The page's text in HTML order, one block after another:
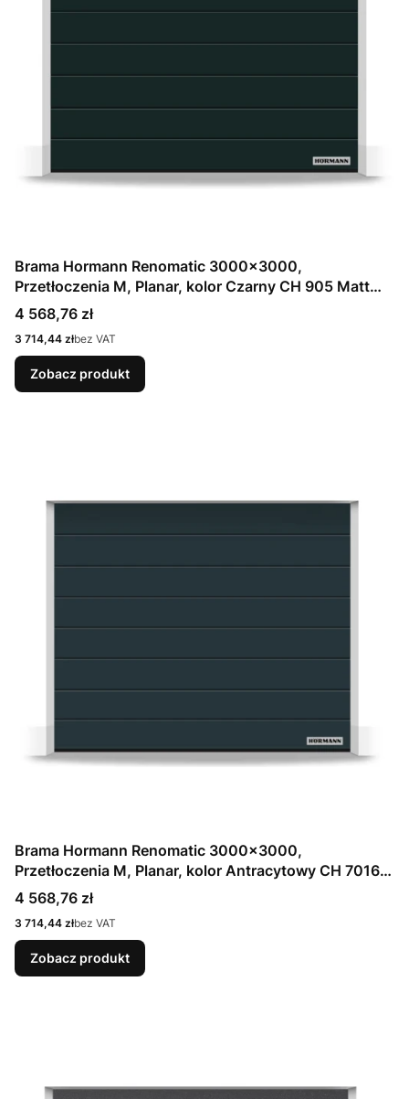
Brama Hormann Renomatic 3000x3000,
Przetłoczenia M, Planar, kolor Czarny CH 905 Matt
deluxe + Prowadzenie N
Cena
4 568,76 zł
Cena
3 714,44 złbez VAT
Zobacz produkt
Brama Hormann Renomatic 3000x3000,
Przetłoczenia M, Planar, kolor Antracytowy CH 7016
Matt deluxe + Prowadzenie N
Cena
4 568,76 zł
Cena
3 714,44 złbez VAT
Zobacz produkt